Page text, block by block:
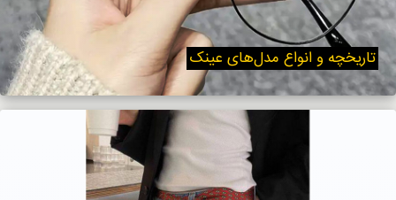
تاریخچه و انواع مدل‌های عینک